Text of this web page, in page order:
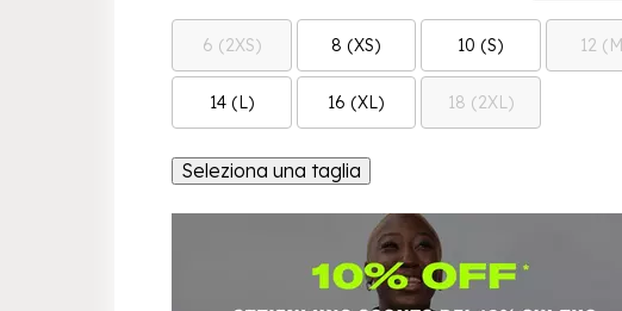
6 (2XS) 8 (XS) 10 (S) 12
14 (L) 16 (XL) 18 (2XL)
Seleziona una taglia